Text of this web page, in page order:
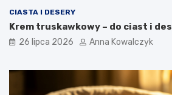
CIASTA I DESERY
Krem truskawkowy – do ciast i
26 lipca 2026 Anna Kowalczyk